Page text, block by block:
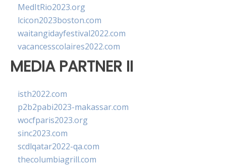
MedItRio2023.org
lcicon2023boston.com
waitangidayfestival2022.com
vacancesscolaires2022.com
MEDIA PARTNER II
isth2022.com
p2b2pabi2023-makassar.com
wocfparis2023.org
sinc2023.com
scdlqatar2022-qa.com
thecolumbiagrill.com